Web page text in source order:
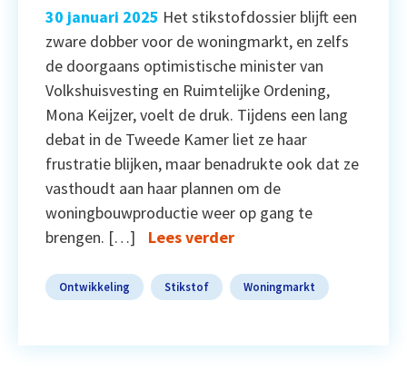
30 januari 2025 Het stikstofdossier blijft een
zware dobber voor de woningmarkt, en zelfs
de doorgaans optimistische minister van
Volkshuisvesting en Ruimtelijke Ordening,
Mona Keijzer, voelt de druk. Tijdens een lang
debat in de Tweede Kamer liet ze haar
frustratie blijken, maar benadrukte ook dat ze
vasthoudt aan haar plannen om de
woningbouwproductie weer op gang te
brengen. […]
Lees verder
Ontwikkeling Stikstof Woningmarkt